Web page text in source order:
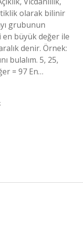
olarak bilinir
grubunun
en büyük değer ile
denir. Örnek:
bulalım. 5, 25,
= 97 En…